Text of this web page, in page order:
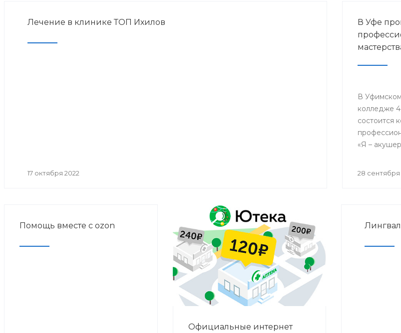
Лечение в клинике ТОП Ихилов
17 октября 2022
В Уфе
В
колледже
состоится
«Я –
28 сентября
Помощь вместе с ozon
Официальные интернет